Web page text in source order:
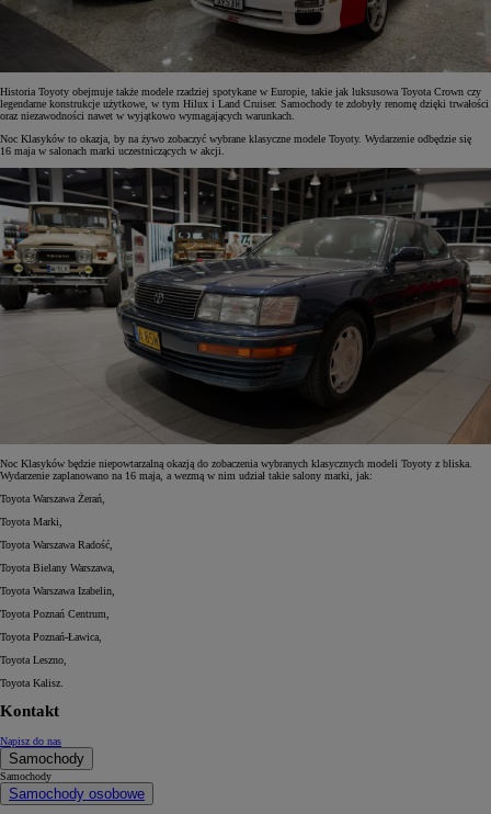
Historia Toyoty obejmuje także modele rzadziej spotykane w Europie, takie jak luksusowa Toyota Crown czy
legendarne konstrukcje użytkowe, w tym Hilux i Land Cruiser. Samochody te zdobyły renomę dzięki trwałości
oraz niezawodności nawet w wyjątkowo wymagających warunkach.
Noc Klasyków to okazja, by na żywo zobaczyć wybrane klasyczne modele Toyoty. Wydarzenie odbędzie się
16 maja w salonach marki uczestniczących w akcji.
Noc Klasyków będzie niepowtarzalną okazją do zobaczenia wybranych klasycznych modeli Toyoty z bliska.
Wydarzenie zaplanowano na 16 maja, a wezmą w nim udział takie salony marki, jak:
Toyota Warszawa Żerań,
Toyota Marki,
Toyota Warszawa Radość,
Toyota Bielany Warszawa,
Toyota Warszawa Izabelin,
Toyota Poznań Centrum,
Toyota Poznań-Ławica,
Toyota Leszno,
Toyota Kalisz.
Kontakt
Napisz do nas
Samochody
Samochody
Samochody osobowe